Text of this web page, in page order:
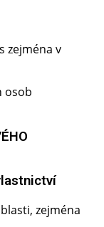
zejména v
osob
zejména